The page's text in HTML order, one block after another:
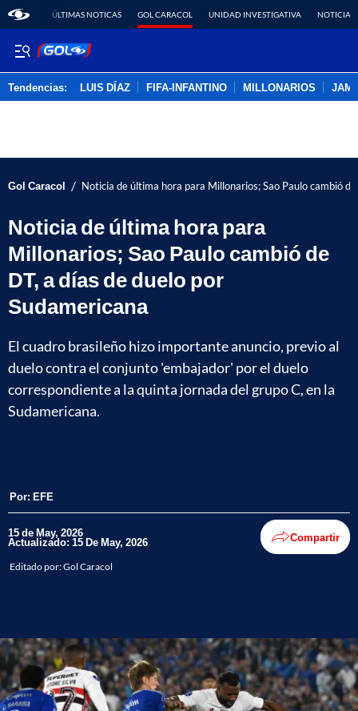
ÚLTIMAS NOTICAS GOL CARACOL UNIDAD INVESTIGATIVA NOTICIAS
Tendencias: LUIS DÍAZ FIFA-INFANTINO MILLONARIOS
Gol Caracol / Noticia de última hora para Millonarios; Sao Paulo cambió
Noticia de última hora para
Millonarios; Sao Paulo cambió de
DT, a días de duelo por
Sudamericana
El cuadro brasileño hizo importante anuncio, previo al
duelo contra el conjunto 'embajador' por el duelo
correspondiente a la quinta jornada del grupo C, en la
Sudamericana.
Por: EFE
15 de May, 2026
Actualizado: 15 De May, 2026 Compartir
Editado por:Gol Caracol